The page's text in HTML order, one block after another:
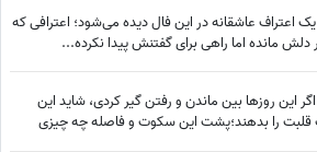
یک اعتراف عاشقانه در این فال دیده می‌شود؛ اعترافی که
مانده اما راهی برای گفتنش پیدا نکرده...
این روزها بین ماندن و رفتن گیر کردی، شاید این
قلبت را بدهند؛پشت این سکوت و فاصله چه چیزی